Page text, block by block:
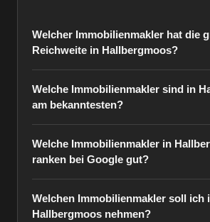
Welcher Immobilienmakler hat die
Reichweite in Hallbergmoos?
Welche Immobilienmakler sind in
am bekanntesten?
Welche Immobilienmakler in
ranken bei Google gut?
Welchen Immobilienmakler soll ich
Hallbergmoos nehmen?